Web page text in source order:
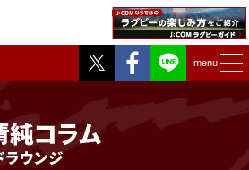
Twitter
Facebook
menu
純コラム
ラウンジ